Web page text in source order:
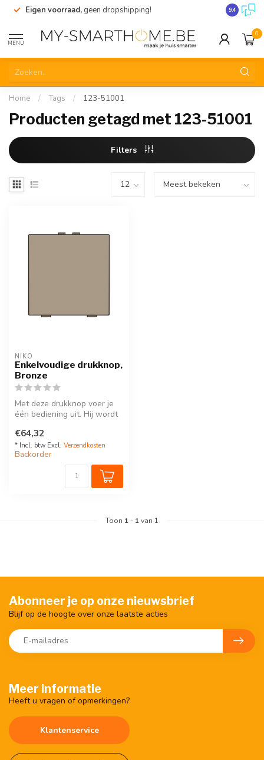
Eigen voorraad, geen dropshipping! 9.4
MENU
0
Home / Tags / 123-51001
Producten getagd met 123-51001
Filters
NIKO
Enkelvoudige drukknop,
Bronze
Met deze drukknop voer je
één bediening uit. Hij wordt
€64,32
* Incl. btw Excl. Verzendkosten
Backorder
Toon 1 - 1van 1
Meer informatie
Heeft u vragen of opmerkingen?
Klantenservice
Abonneer je op onze nieuwsbrief
Blijf op de hoogte over onze laatste acties